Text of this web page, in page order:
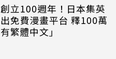
立100週年！日本集英
免費漫畫平台 釋100萬
繁體中文」